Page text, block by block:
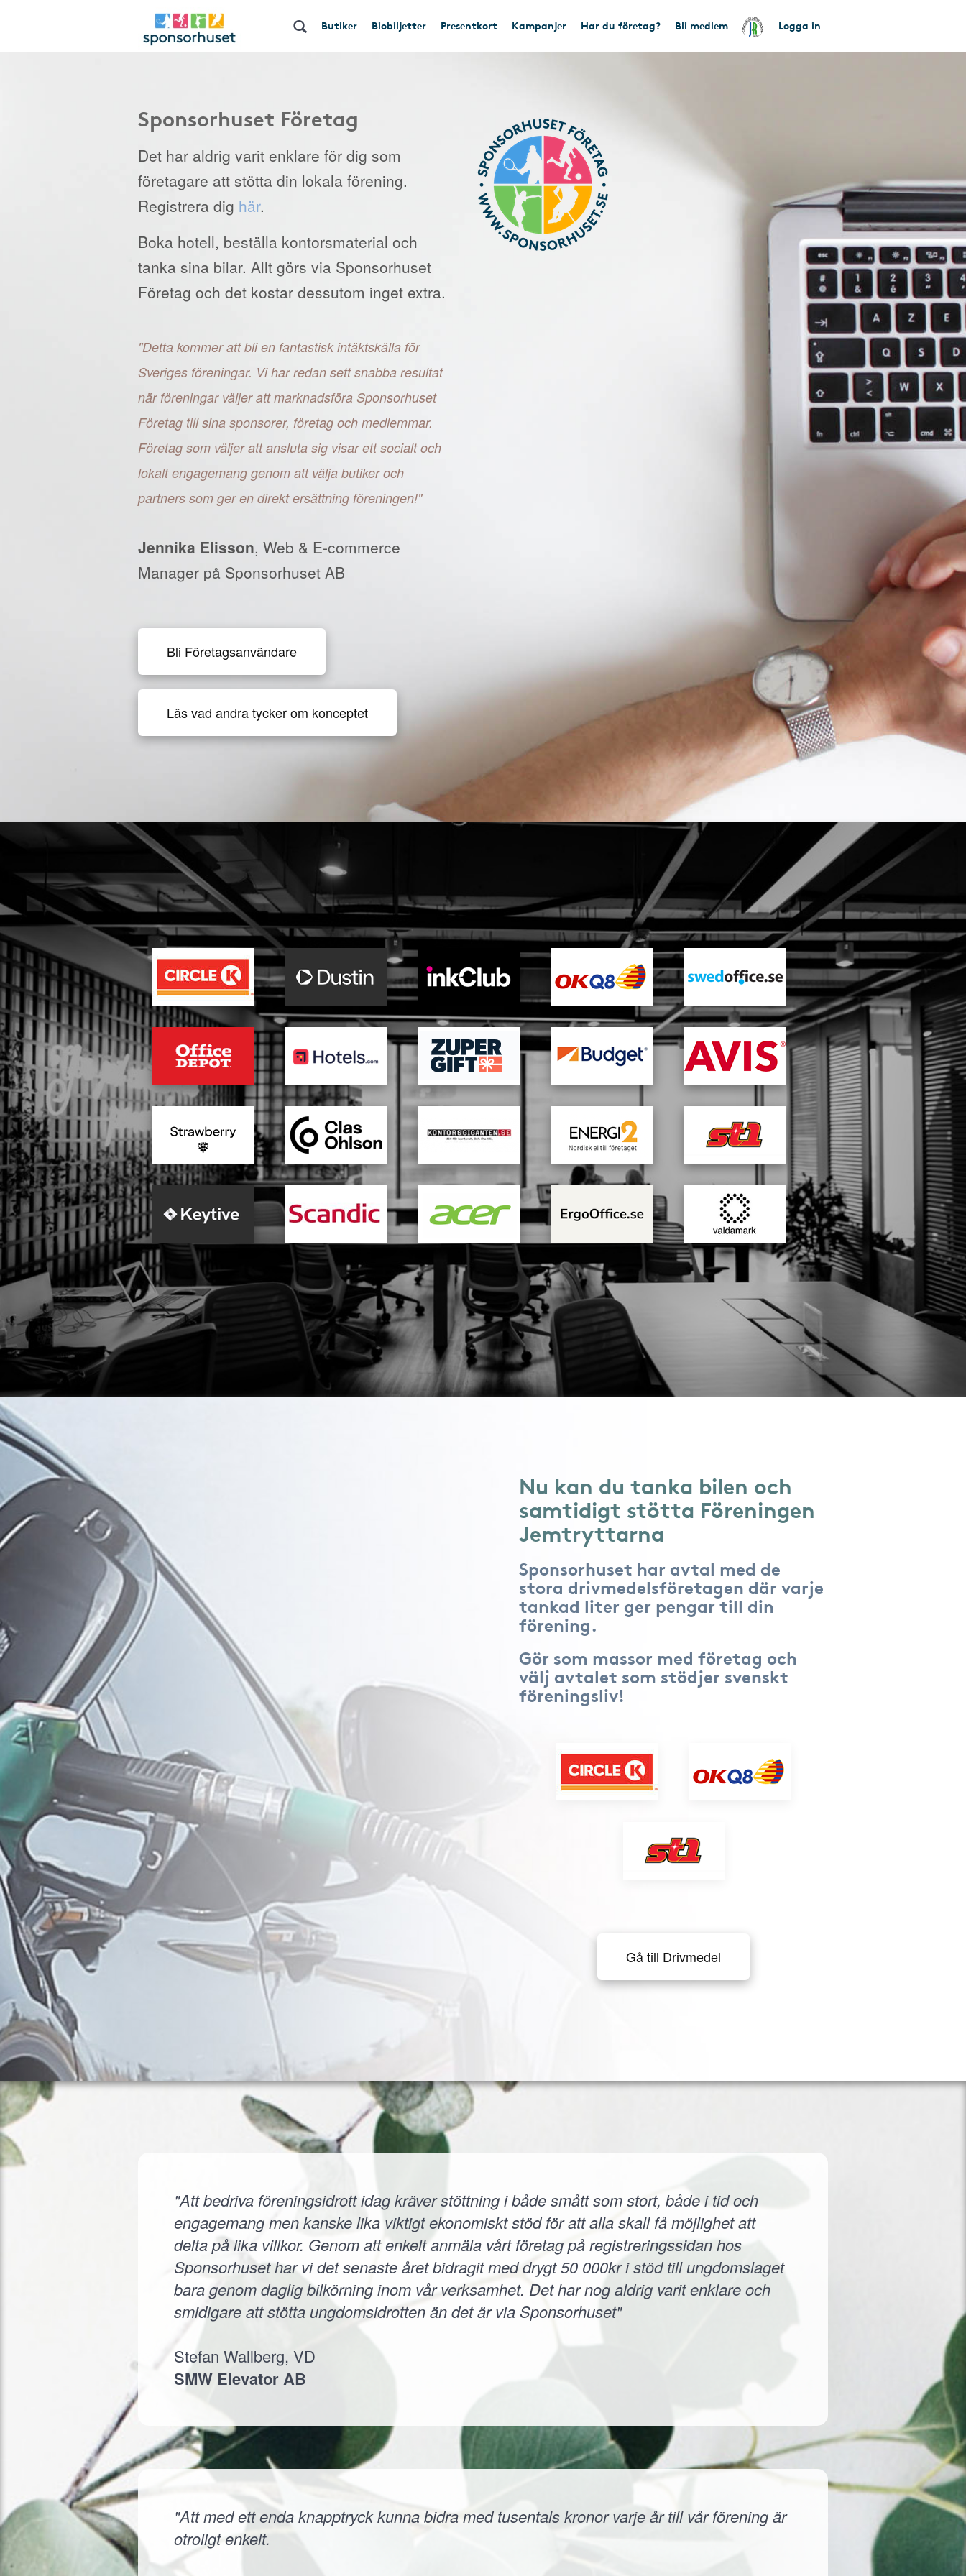
Butiker Biobiljetter Presentkort Kampanjer Har du företag? Bli medlem Logga in
Sponsorhuset Företag
Det har aldrig varit enklare för dig som
företagare att stötta din lokala förening.
Registrera dig här.
Boka hotell, beställa kontorsmaterial och
tanka sina bilar. Allt görs via Sponsorhuset
Företag och det kostar dessutom inget extra.
"Detta kommer att bli en fantastisk intäktskälla för
Sveriges föreningar. Vi har redan sett snabba resultat
när föreningar väljer att marknadsföra Sponsorhuset
Företag till sina sponsorer, företag och medlemmar.
Företag som väljer att ansluta sig visar ett socialt och
lokalt engagemang genom att välja butiker och
partners som ger en direkt ersättning föreningen!"
Jennika Elisson, Web & E-commerce
Manager på Sponsorhuset AB
Bli Företagsanvändare
Läs vad andra tycker om konceptet
Nu kan du tanka bilen och
samtidigt stötta Föreningen
Jemtryttarna
Sponsorhuset har avtal med de
stora drivmedelsföretagen där varje
tankad liter ger pengar till din
förening.
Gör som massor med företag och
välj avtalet som stödjer svenskt
föreningsliv!
Gå till Drivmedel
"Att bedriva föreningsidrott idag kräver stöttning i både smått som stort, både i tid och
engagemang men kanske lika viktigt ekonomiskt stöd för att alla skall få möjlighet att
delta på lika villkor. Genom att enkelt anmäla vårt företag på registreringssidan hos
Sponsorhuset har vi det senaste året bidragit med drygt 50 000kr i stöd till ungdomslaget
bara genom daglig bilkörning inom vår verksamhet. Det har nog aldrig varit enklare och
smidigare att stötta ungdomsidrotten än det är via Sponsorhuset"
Stefan Wallberg, VD
SMW Elevator AB
"Att med ett enda knapptryck kunna bidra med tusentals kronor varje år till vår förening är
otroligt enkelt.